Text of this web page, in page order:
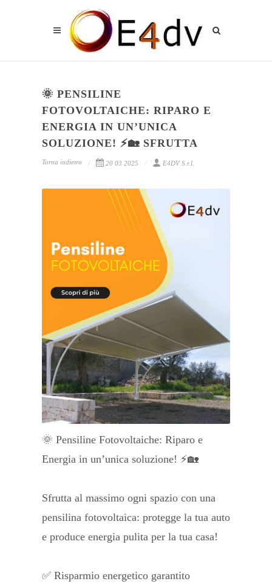
🌞 PENSILINE
FOTOVOLTAICHE: RIPARO E
ENERGIA IN UN’UNICA
SOLUZIONE! ⚡🏡 SFRUTTA
Torna indietro 20 03 2025 E4DV S.r.l.
🌞 Pensiline Fotovoltaiche: Riparo e
Energia in un’unica soluzione! ⚡🏡
Sfrutta al massimo ogni spazio con una
pensilina fotovoltaica: protegge la tua auto
e produce energia pulita per la tua casa!
✅ Risparmio energetico garantito